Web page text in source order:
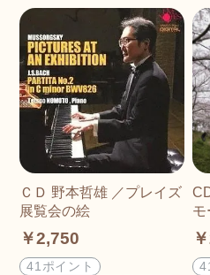
ＣＤ 野本哲雄 ／プレイズ​
展覧会の絵
￥2,750
41ポイント
CD 野本哲雄／プ
モ
ル